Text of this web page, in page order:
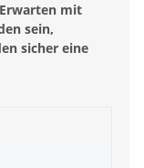
mit
sein,
sicher eine